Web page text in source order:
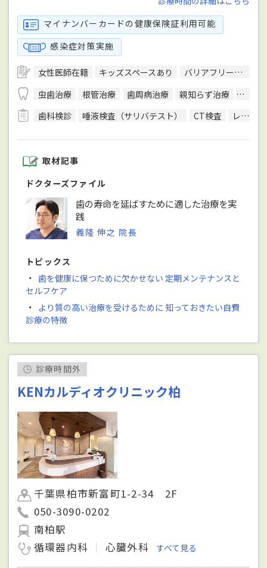
マイナンバーカードの健康保険証利用可能
感染症対策実施
女性医師在籍 キッズスペースあり バリアフリー対応
虫歯治療
根管治療 歯周病治療 親知らず治療
顎関
歯科検診
唾液検査（サリバテスト） CT検査 レントゲン検査
取材記事
ドクターズファイル
歯の寿命を延ばすために適した治療を実
践
義隆 伸之 院長
トピックス
・ 歯を健康に保つために欠かせない 定期メンテナンスと
セルフケア
・
より質の高い治療を受けるために 知っておきたい自費
診療の特徴
診療時間外
KENカルディオクリニック柏
千葉県柏市新富町1-2-34 2F
050-3090-0202
南柏駅
循環器内科
心臓外科 すべて見る